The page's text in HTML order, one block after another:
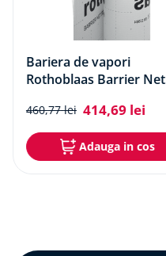
Bariera de vapori
Rothoblaas Barrier Net
460,77 lei 414,69 lei
Adauga in cos